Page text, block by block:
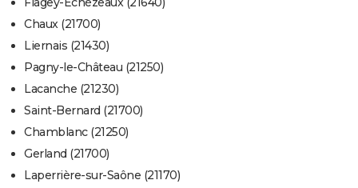
Chaux (21700)
Liernais (21430)
Pagny-le-Château (21250)
Lacanche (21230)
Saint-Bernard (21700)
Chamblanc (21250)
Gerland (21700)
Laperrière-sur-Saône (21170)